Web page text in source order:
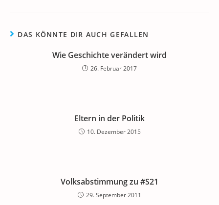
DAS KÖNNTE DIR AUCH GEFALLEN
Wie Geschichte verändert wird
26. Februar 2017
Eltern in der Politik
10. Dezember 2015
Volksabstimmung zu #S21
29. September 2011